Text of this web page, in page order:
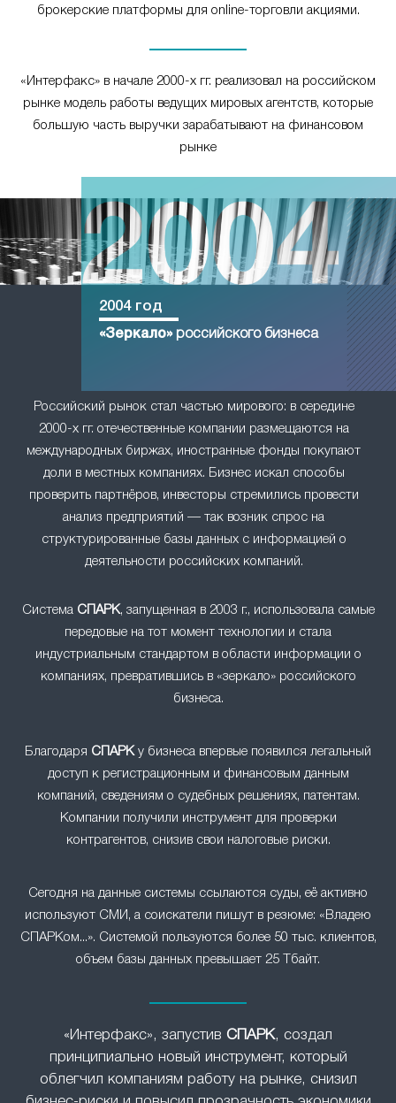
брокерские платформы для online-торговли акциями.
«Интерфакс» в начале 2000-х гг. реализовал на российском
рынке модель работы ведущих мировых агентств, которые
большую часть выручки зарабатывают на финансовом
рынке
Российский рынок стал частью мирового: в середине
2000-х гг. отечественные компании размещаются на
международных биржах, иностранные фонды покупают
доли в местных компаниях. Бизнес искал способы
проверить партнёров, инвесторы стремились провести
анализ предприятий — так возник спрос на
структурированные базы данных с информацией о
деятельности российских компаний.
2004 год
«Зеркало»российского бизнеса
Система СПАРК, запущенная в 2003 г., использовала самые
передовые на тот момент технологии и стала
индустриальным стандартом в области информации о
компаниях, превратившись в «зеркало» российского
бизнеса.
Благодаря СПАРКу бизнеса впервые появился легальный
доступ к регистрационным и финансовым данным
компаний, сведениям о судебных решениях, патентам.
Компании получили инструмент для проверки
контрагентов, снизив свои налоговые риски.
Сегодня на данные системы ссылаются суды, её активно
используют СМИ, а соискатели пишут в резюме: «Владею
СПАРКом...». Системой пользуются более 50 тыс. клиентов,
объем базы данных превышает 25 Тбайт.
«Интерфакс», запустив СПАРК, создал
принципиально новый инструмент, который
облегчил компаниям работу на рынке, снизил